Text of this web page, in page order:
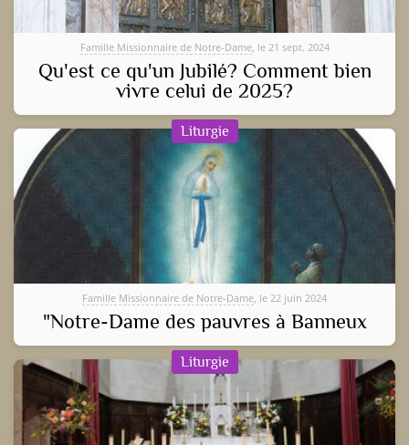
Famille Missionnaire de Notre-Dame, le 21 sept. 2024
Qu'est ce qu'un Jubilé? Comment bien
vivre celui de 2025?
Liturgie
Famille Missionnaire de Notre-Dame, le 22 juin 2024
"Notre-Dame des pauvres à Banneux
Liturgie